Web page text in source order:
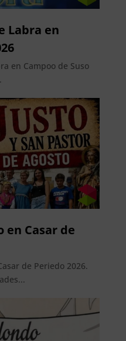
Labra en
en Campoo de Suso
en Casar de
de Periedo 2026.